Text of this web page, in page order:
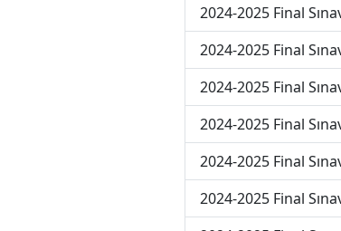
2024-2025 Final
2024-2025 Final
2024-2025 Final
2024-2025 Final
2024-2025 Final
2024-2025 Final